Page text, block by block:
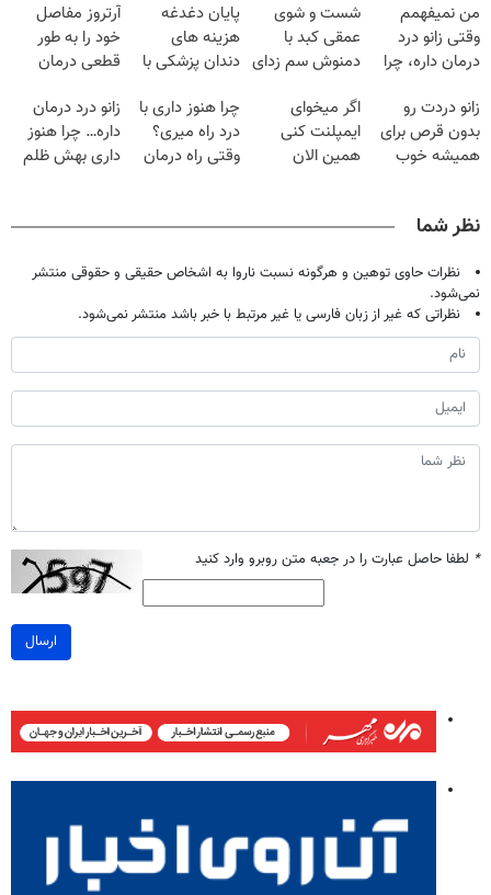
من نمیفهمم
وقتی زانو درد
درمان داره، چرا
تحمل میکنی؟❗
شست و شوی
عمقی کبد با
دمنوش سم زدای
پایان دغدغه
هزینه های
دندان پزشکی با
خانگی
آرتروز مفاصل
خود را به طور
قطعی درمان
◗پرسش‌نامه◖
زانو دردت رو
بدون قرص برای
همیشه خوب
اگر میخوای
ایمپلنت کنی
همین الان
تومان!!!
چرا هنوز داری با
درد راه میری؟
وقتی راه درمان
زانو درد درمان
داره… چرا هنوز
داری بهش ظلم
نظر شما
نظرات حاوی توهین و هرگونه نسبت ناروا به اشخاص حقیقی و حقوقی منتشر
نمی‌شود.
نظراتی که غیر از زبان فارسی یا غیر مرتبط با خبر باشد منتشر نمی‌شود.
* لطفا حاصل عبارت را در جعبه متن روبرو وارد کنید
ارسال